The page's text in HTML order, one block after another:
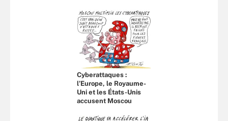
Cyberattaques :
l’Europe, le Royaume-
Uni et les États-Unis
accusent Moscou